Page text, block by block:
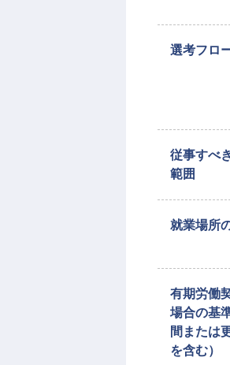
選考フロ
従事すべ
範囲
就業場所
有期労働
場合の基
間または
を含む）